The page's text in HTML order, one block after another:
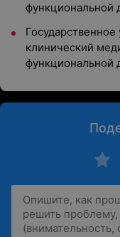
функциональной
клинический
функциональной